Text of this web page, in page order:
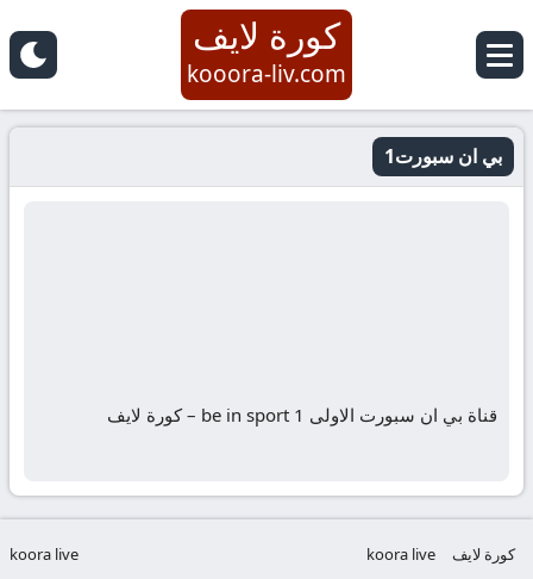
كورة لايف
kooora-liv.com
بي ان سبورت1
قناة بي ان سبورت الاولى be in sport 1 – كورة لايف
كورة لايف koora live
koora live